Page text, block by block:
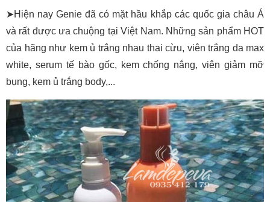
➤Hiện nay Genie đã có mặt hầu khắp các quốc gia châu Á
và rất được ưa chuộng tại Việt Nam. Những sản phẩm HOT
của hãng như kem ủ trắng nhau thai cừu, viên trắng da max
white, serum tế bào gốc, kem chống nắng, viên giảm mỡ
bụng, kem ủ trắng body,...